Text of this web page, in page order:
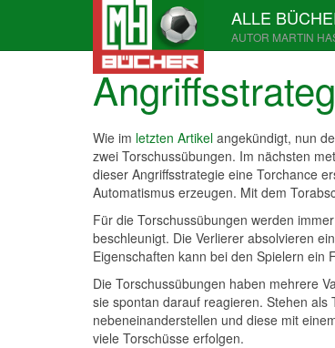
ALLE
AUTOR MARTIN
Wie im letzten Artikel angekündigt, nun
zwei Torschussübungen. Im nächsten
dieser Angriffsstrategie eine Torchance
Automatismus erzeugen. Mit dem
Für die Torschussübungen werden
beschleunigt. Die Verlierer absolvieren
Eigenschaften kann bei den Spielern ein
Die Torschussübungen haben mehrere
sie spontan darauf reagieren. Stehen
nebeneinanderstellen und diese mit
viele Torschüsse erfolgen.